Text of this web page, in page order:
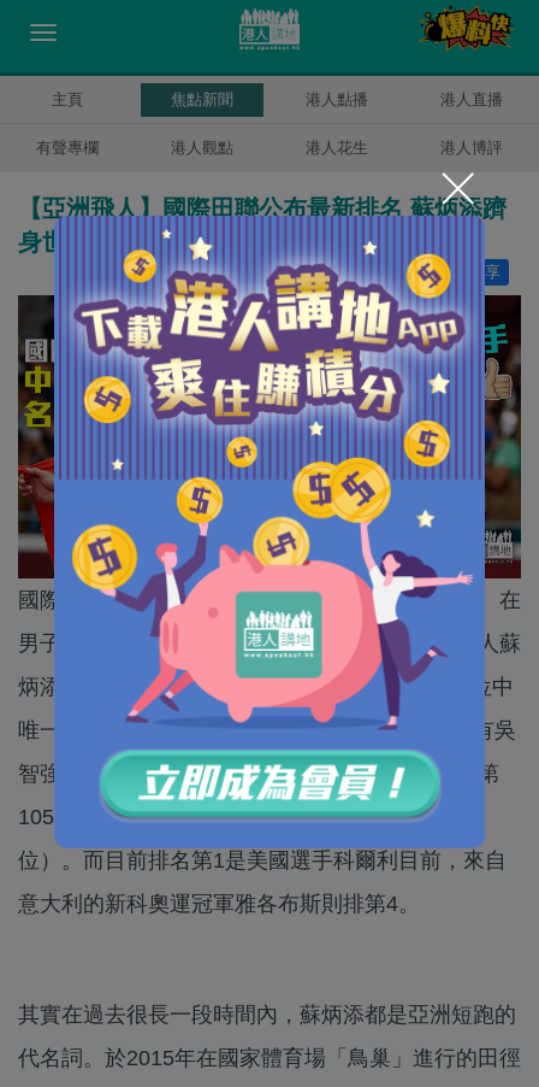
主頁 焦點新聞 港人點播 港人直播
有聲專欄 港人觀點 港人花生 港人博評
【亞洲飛人】國際田聯公布最新排名 蘇炳添躋
身世界第8
分享
讚好 20
國際田聯日前公布2022賽季各單項首期世界排名。在
男子100米（含室內50米-60米）排名中，亞洲飛人蘇
炳添以1325分排名世界第8，他也成為世界前10位中
唯一的亞洲選手。其他名列榜上的中國選手，還有吳
智強（第41位）、謝震業（第60位）、陳冠鋒（第
105位）、嚴海濱（第103位）和許周政（第160
位）。而目前排名第1是美國選手科爾利目前，來自
意大利的新科奧運冠軍雅各布斯則排第4。
其實在過去很長一段時間內，蘇炳添都是亞洲短跑的
代名詞。於2015年在國家體育場「鳥巢」進行的田徑